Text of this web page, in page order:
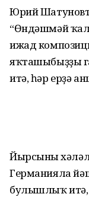
Юрий
“Өндәшмәй
ижад
яҡташыбыҙҙың
итә, һәр ерҙә
Йырсының
Германияла
булышлыҡ итә,